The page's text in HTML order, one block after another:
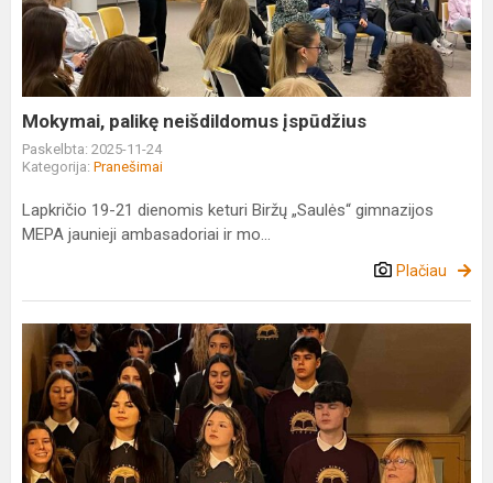
įspūdžius
Mokymai, palikę neišdildomus įspūdžius
Paskelbta: 2025-11-24
Kategorija: Pranešimai
Lapkričio 19-21 dienomis keturi Biržų „Saulės“ gimnazijos
MEPA jaunieji ambasadoriai ir mo...
Plačiau
Biržų
„Saulės“
gimnazija
minėjo
108-
ąjį